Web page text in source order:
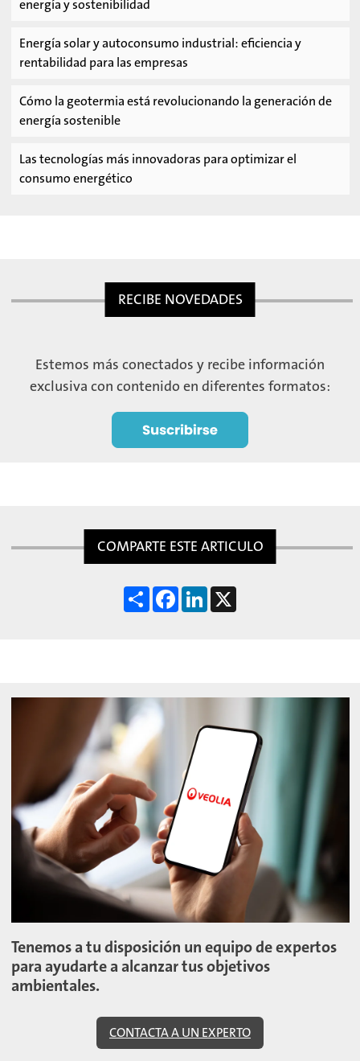
energía y sostenibilidad
Energía solar y autoconsumo industrial: eficiencia y
rentabilidad para las empresas
Cómo la geotermia está revolucionando la generación de
energía sostenible
Las tecnologías más innovadoras para optimizar el
consumo energético
RECIBE NOVEDADES
Estemos más conectados y recibe información
exclusiva con contenido en diferentes formatos:
COMPARTE ESTE ARTICULO
S
h
a
F
a
c
L
i
n
Tenemos a tu disposición un equipo de expertos
para ayudarte a alcanzar tus objetivos
ambientales.
CONTACTA A UN EXPERTO